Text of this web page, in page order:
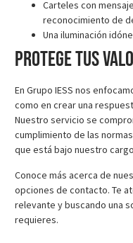
Carteles con
reconocimiento de
Una iluminación
Protege tus
En Grupo IESS nos
como en crear una
Nuestro servicio se
cumplimiento de las
que está bajo nuestro
Conoce más acerca de
opciones de contacto. Te
relevante y buscando una
requieres.